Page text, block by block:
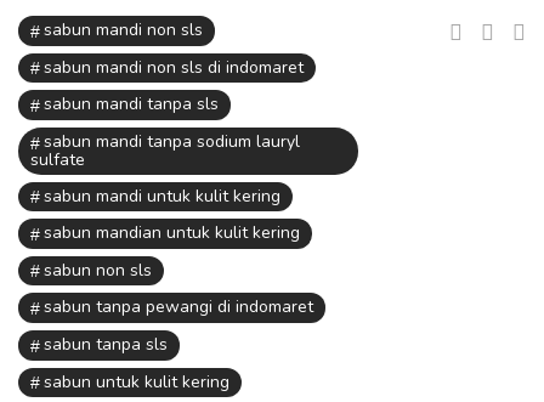
sabun mandi non sls
sabun mandi non sls di indomaret
sabun mandi tanpa sls
sabun mandi tanpa sodium lauryl
sulfate
sabun mandi untuk kulit kering
sabun mandian untuk kulit kering
sabun non sls
sabun tanpa pewangi di indomaret
sabun tanpa sls
sabun untuk kulit kering